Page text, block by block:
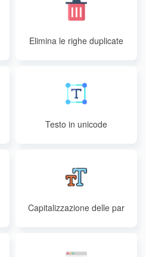
Elimina le righe duplicate
Testo in unicode
Capitalizzazione delle par